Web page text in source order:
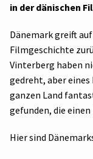
in der dänischen
Dänemark greift
Filmgeschichte
Vinterberg haben
gedreht, aber eines
ganzen Land
gefunden, die
Hier sind